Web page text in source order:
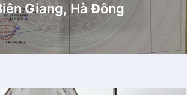
Giang, Hà Đông